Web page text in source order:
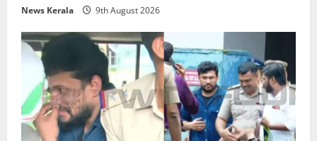
News Kerala 9th August 2026